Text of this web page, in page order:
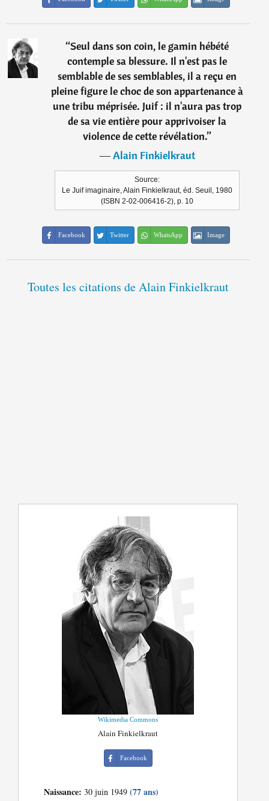
“Seul dans son coin, le gamin hébété
contemple sa blessure. Il n'est pas le
semblable de ses semblables, il a reçu en
pleine figure le choc de son appartenance à
une tribu méprisée. Juif : il n'aura pas trop
de sa vie entière pour apprivoiser la
violence de cette révélation.”
―Alain Finkielkraut
Source:
Le Juif imaginaire, Alain Finkielkraut, éd. Seuil, 1980
(ISBN 2-02-006416-2), p. 10
Facebook Twitter WhatsApp Image
Toutes les citations de Alain Finkielkraut
Wikimedia Commons
Alain Finkielkraut
Facebook
Naissance: 30 juin 1949(77 ans)